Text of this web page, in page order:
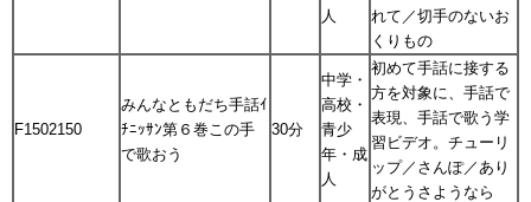
人
れて／切手のないお
くりもの
F1502150
みんなともだち手話ｲ
ﾁﾆｯｻﾝ第６巻この手
で歌おう
30分
中学・
高校・
青少
年・成
人
初めて手話に接する
方を対象に、手話で
表現、手話で歌う学
習ビデオ。チューリ
ップ／さんぽ／あり
がとうさようなら